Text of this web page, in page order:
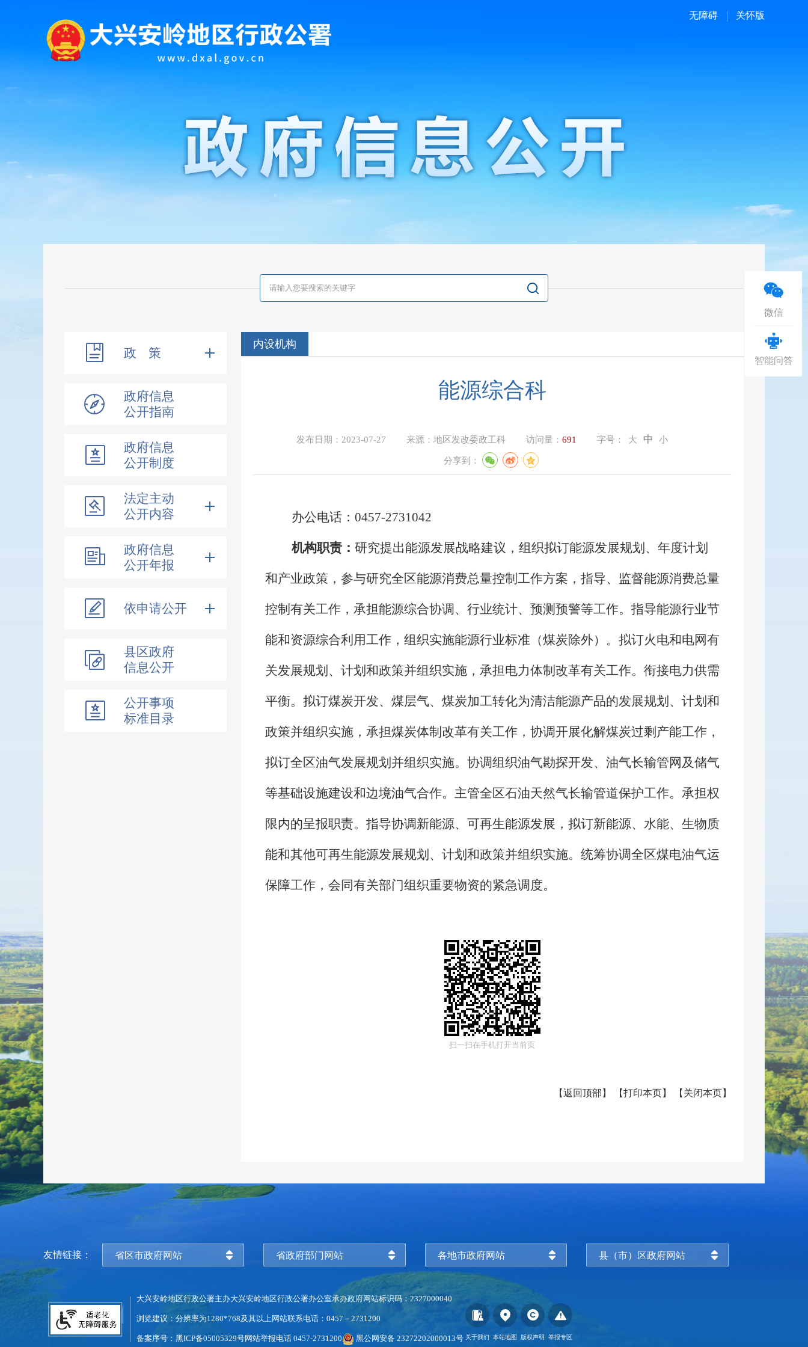
无障碍 关怀版
政 策
政府信息
公开指南
政府信息
公开制度
法定主动
公开内容
政府信息
公开年报
依申请公开
县区政府
信息公开
公开事项
标准目录
内设机构
能源综合科
发布日期： 2023-07-27 来源：地区发改委政工科 访问量：691 字号： 大 中 小
分享到：
办公电话：0457-2731042
机构职责： 研究提出能源发展战略建议，组织拟订能源发展规划、年度计划
和产业政策，参与研究全区能源消费总量控制工作方案，指导、监督能源消费总量
控制有关工作，承担能源综合协调、行业统计、预测预警等工作。指导能源行业节
能和资源综合利用工作，组织实施能源行业标准（煤炭除外）。拟订火电和电网有
关发展规划、计划和政策并组织实施，承担电力体制改革有关工作。衔接电力供需
平衡。拟订煤炭开发、煤层气、煤炭加工转化为清洁能源产品的发展规划、计划和
政策并组织实施，承担煤炭体制改革有关工作，协调开展化解煤炭过剩产能工作，
拟订全区油气发展规划并组织实施。协调组织油气勘探开发、油气长输管网及储气
等基础设施建设和边境油气合作。主管全区石油天然气长输管道保护工作。承担权
限内的呈报职责。指导协调新能源、可再生能源发展，拟订新能源、水能、生物质
能和其他可再生能源发展规划、计划和政策并组织实施。统筹协调全区煤电油气运
保障工作，会同有关部门组织重要物资的紧急调度。
扫一扫在手机打开当前页
【返回顶部 】 【打印本页】 【 关闭本页】
友情链接： 省区市政府网站 省政府部门网站 各地市政府网站 县（市）区政府网站
大兴安岭地区行政公署主办大兴安岭地区行政公署办公室承办政府网站标识码：2327000040
浏览建议：分辨率为1280*768及其以上网站联系电话：0457－2731200
备案序号：黑ICP备05005329号网站举报电话 0457-2731200 黑公网安备 23272202000013号 关于我们 本站地图 版权声明 举报专区
微信
智能问答